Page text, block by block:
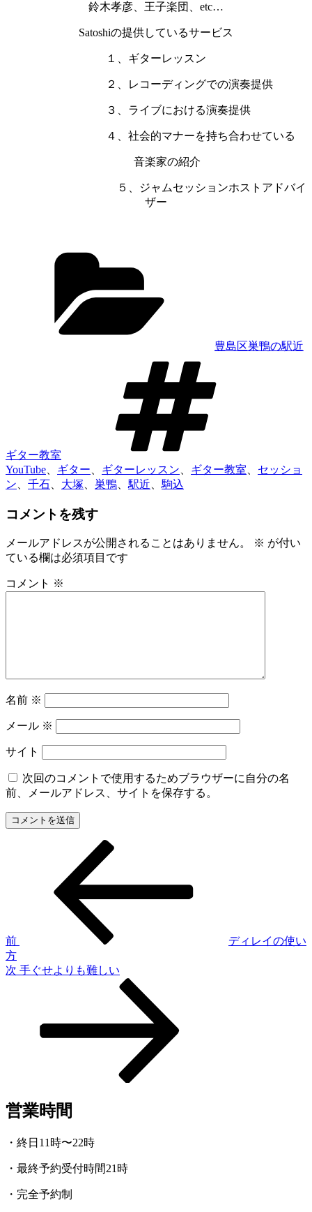
鈴木孝彦、王子楽団、etc…
Satoshiの提供しているサービス
１、ギターレッスン
２、レコーディングでの演奏提供
３、ライブにおける演奏提供
４、社会的マナーを持ち合わせている
音楽家の紹介
５、ジャムセッションホストアドバイ
ザー
豊島区巣鴨の駅近
ギター教室
YouTube ギター ギターレッスン ギター教室
セッショ
ン
千石 大塚 巣鴨 駅近 駒込
コメントを残す
メールアドレスが公開されることはありません。 ※ が付い
ている欄は必須項目です
コメント ※
名前 ※
メール ※
サイト
次回のコメントで使用するためブラウザーに自分の名
前、メールアドレス、サイトを保存する。
ゲ
ー
前
ディレイの使い
方
次
次 手ぐせよりも難しい
営業時間
・終日11時〜22時
・最終予約受付時間21時
・完全予約制